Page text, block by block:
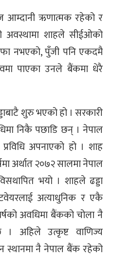
आम्दानी ऋणात्मक रहेको र
अवस्थामा शाहले सीईओको
नभएको, पुँजी पनि एकदमै
पाएका उनले बैंकमा धेरै
शुरु भएको हो । सरकारी
निकै पछाडि छन् । नेपाल
अपनाएको हो । शाह
अर्थात २०७२ सालमा नेपाल
भयो । शाहले ढड्डा
अत्याधुनिक र एकै
अवधिमा बैंकको चोला नै
अहिले उत्कृष्ट वाणिज्य
स्थानमा नै नेपाल बैंक रहेको